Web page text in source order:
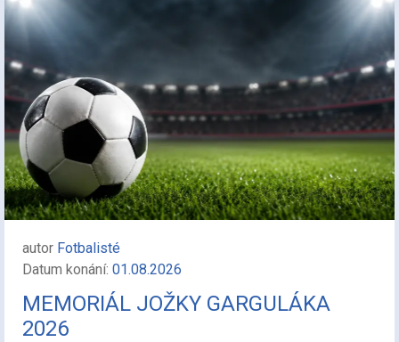
autor Fotbalisté
Datum konání: 01.08.2026
MEMORIÁL JOŽKY GARGULÁKA
2026